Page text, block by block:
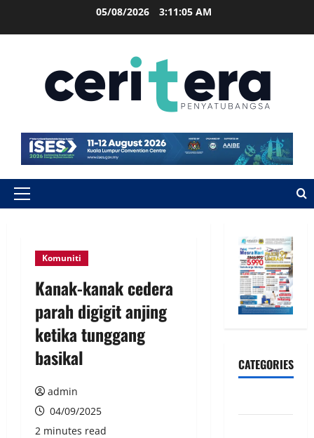
05/08/2026 3:11:06 AM
Komuniti
Kanak-kanak cedera
parah digigit anjing
ketika tunggang
basikal
admin
04/09/2025
2 minutes read
CATEGORIES